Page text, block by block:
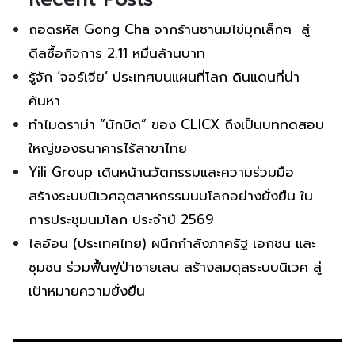
ถอดรหัส Gong Cha จากร้านชานมไข่มุกเล็กๆ สู่
ดีลซื้อกิจการ 2.11 หมื่นล้านบาท
รู้จัก ‘จอร์เจีย’ ประเทศบนแผนที่โลก ดินแดนที่น่า
ค้นหา
ทำไมดราม่า “นักบิด” ของ CLICX ถึงเป็นบททดสอบ
ใหญ่ของธนาคารไร้สาขาไทย
Yili Group เดินหน้านวัตกรรมและความร่วมมือ
สร้างระบบนิเวศอุตสาหกรรมนมโลกอย่างยั่งยืน ใน
การประชุมนมโลก ประจำปี 2569
ไลอ้อน (ประเทศไทย) ผนึกกำลังภาครัฐ เอกชน และ
ชุมชน ร่วมฟื้นฟูป่าชายเลน สร้างสมดุลระบบนิเวศ สู่
เป้าหมายความยั่งยืน